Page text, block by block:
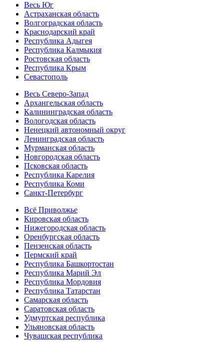
Весь Юг
Астраханская область
Волгоградская область
Краснодарский край
Республика Адыгея
Республика Калмыкия
Ростовская область
Республика Крым
Севастополь
Весь Северо-Запад
Архангельская область
Калининградская область
Вологодская область
Ненецкий автономный округ
Ленинградская область
Мурманская область
Новгородская область
Псковская область
Республика Карелия
Республика Коми
Санкт-Петербург
Всё Приволжье
Кировская область
Нижегородская область
Оренбургская область
Пензенская область
Пермский край
Республика Башкортостан
Республика Марий Эл
Республика Мордовия
Республика Татарстан
Самарская область
Саратовская область
Удмуртская республика
Ульяновская область
Чувашская республика